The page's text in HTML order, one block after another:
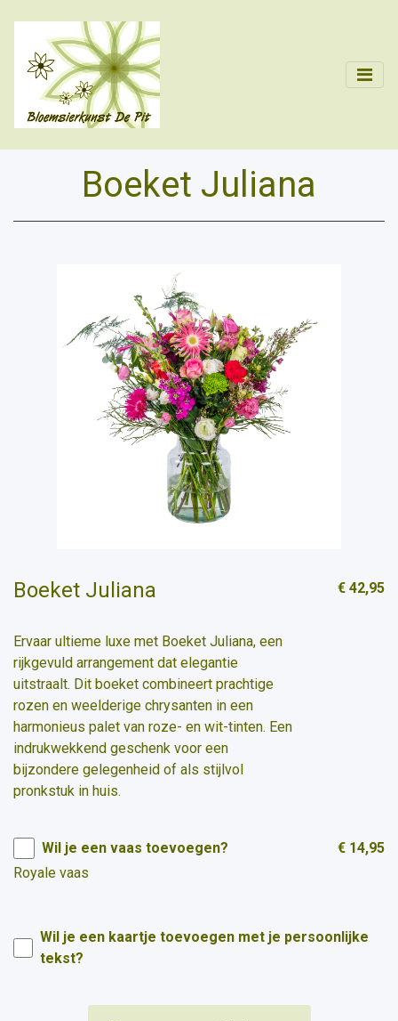
Boeket Juliana
Boeket Juliana
Ervaar ultieme luxe met Boeket Juliana, een
rijkgevuld arrangement dat elegantie
uitstraalt. Dit boeket combineert prachtige
rozen en weelderige chrysanten in een
harmonieus palet van roze- en wit-tinten. Een
indrukwekkend geschenk voor een
bijzondere gelegenheid of als stijlvol
pronkstuk in huis.
€ 42,95
Wil je een vaas toevoegen?
Royale vaas
€ 14,95
Wil je een kaartje toevoegen met je persoonlijke
tekst?